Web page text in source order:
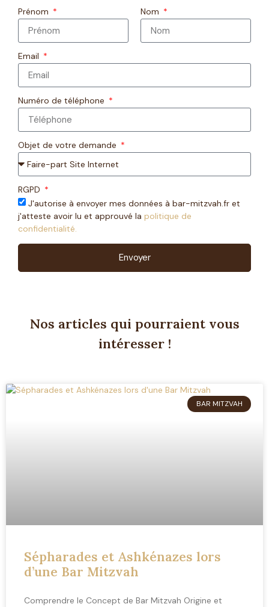
Prénom Nom
Email
Numéro de téléphone
Objet de votre demande
RGPD
J'autorise à envoyer mes données à bar-mitzvah.fr et
j'atteste avoir lu et approuvé la politique de
confidentialité.
Envoyer
Nos articles qui pourraient vous
intéresser !
BAR MITZVAH
Sépharades et Ashkénazes lors
d’une Bar Mitzvah
Comprendre le Concept de Bar Mitzvah Origine et